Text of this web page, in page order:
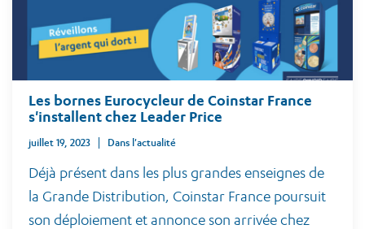
Les bornes Eurocycleur de Coinstar France
s'installent chez Leader Price
juillet 19, 2023 Dans l'actualité
Déjà présent dans les plus grandes enseignes de
la Grande Distribution, Coinstar France poursuit
son déploiement et annonce son arrivée chez